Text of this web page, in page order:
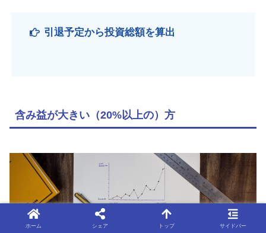
引退予定から投資総額を算出
含み益が大きい（20%以上の）方
ホーム シェア トップ サイドバー